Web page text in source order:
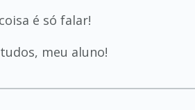
é só falar!
meu aluno!